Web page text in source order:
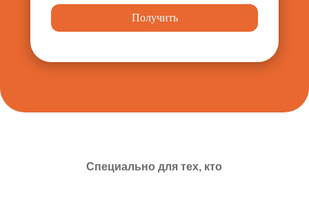
Получить
Специально для тех, кто